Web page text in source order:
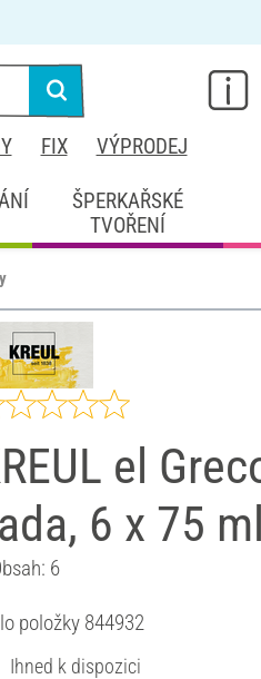
FIX VÝPRODEJ
ŠPERKAŘSKÉ
TVOŘENÍ
el
6 x 75
6
položky 844932
Ihned k dispozici